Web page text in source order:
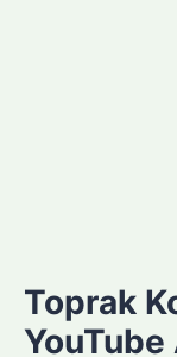
Toprak
YouTube